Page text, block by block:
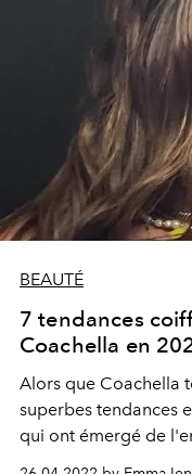
BEAUTÉ
7 tendances
Coachella en
Alors que Coachella
superbes tendances
qui ont émergé de
retrouvées sur les